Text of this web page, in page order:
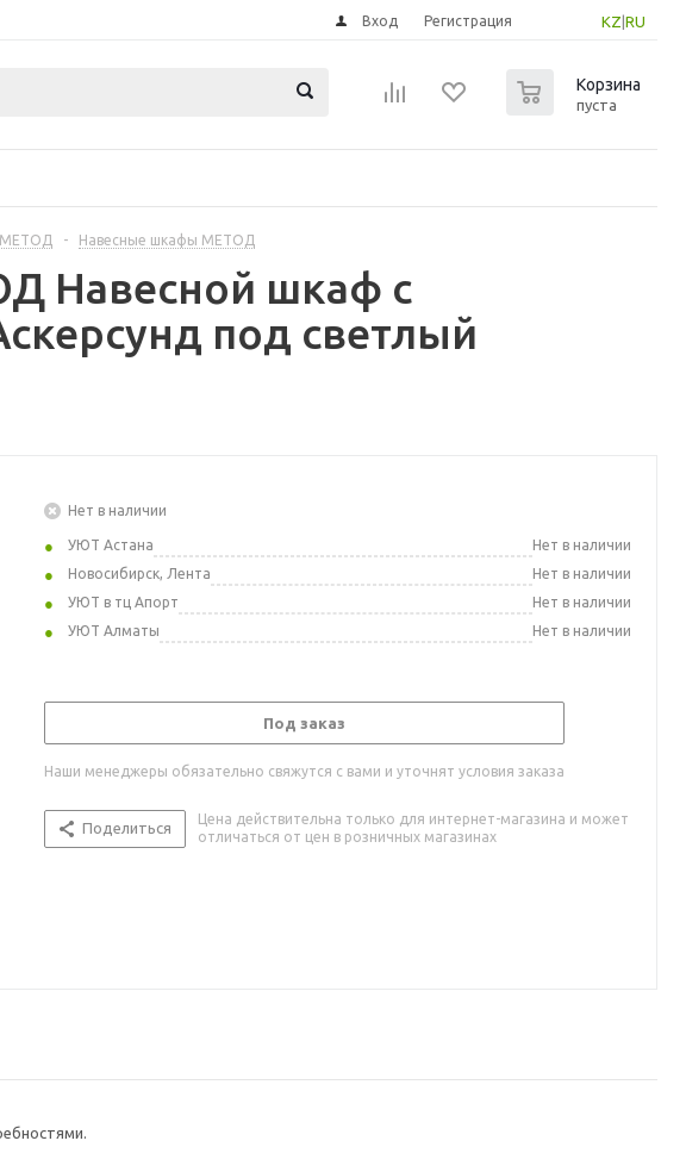
KZ RU
Вход Регистрация
Корзина
пуста
МЕТОД - Навесные шкафы МЕТОД
Навесной шкаф с
под светлый
Нет в наличии
УЮТ Астана
Нет в наличии
Новосибирск, Лента
Нет в наличии
УЮТ в тц Апорт
Нет в наличии
УЮТ Алматы
Нет в наличии
Под заказ
Наши менеджеры обязательно свяжутся с вами и уточнят условия заказа
Поделиться
Цена действительна только для интернет-магазина и может
отличаться от цен в розничных магазинах